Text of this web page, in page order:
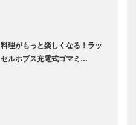
料理がもっと楽しくなる！ラッ
セルホブス充電式ゴマミ…